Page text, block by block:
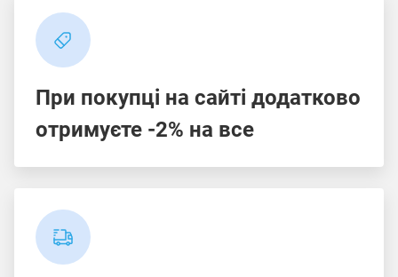
При покупці на сайті додатково
отримуєте -2% на все